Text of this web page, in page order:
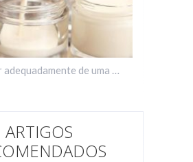
adequadamente de uma …
ARTIGOS